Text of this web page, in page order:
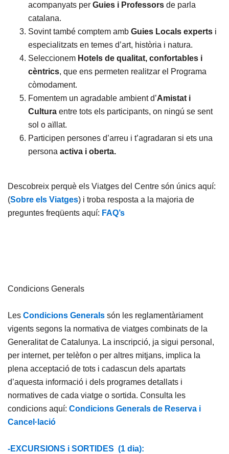
acompanyats per Guies i Professors de parla
catalana.
Sovint també comptem amb Guies Locals experts i
especialitzats en temes d’art, història i natura.
Seleccionem Hotels de qualitat, confortables i
cèntrics, que ens permeten realitzar el Programa
còmodament.
Fomentem un agradable ambient d’Amistat i
Cultura entre tots els participants, on ningú se sent
sol o aïllat.
Participen persones d’arreu i t’agradaran si ets una
persona activa i oberta.
Descobreix perquè els Viatges del Centre són únics aquí:
(Sobre els Viatges) i troba resposta a la majoria de
preguntes freqüents aquí: FAQ’s
Condicions Generals
Les Condicions Generals són les reglamentàriament
vigents segons la normativa de viatges combinats de la
Generalitat de Catalunya. La inscripció, ja sigui personal,
per internet, per telèfon o per altres mitjans, implica la
plena acceptació de tots i cadascun dels apartats
d’aquesta informació i dels programes detallats i
normatives de cada viatge o sortida. Consulta les
condicions aquí: Condicions Generals de Reserva i
Cancel·lació
-EXCURSIONS i SORTIDES (1 dia):